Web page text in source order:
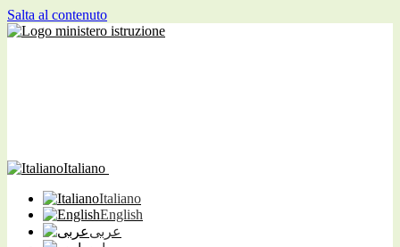
Salta al contenuto
Italiano
Italiano
English
عربى